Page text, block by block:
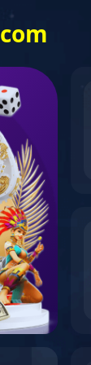
党的建设